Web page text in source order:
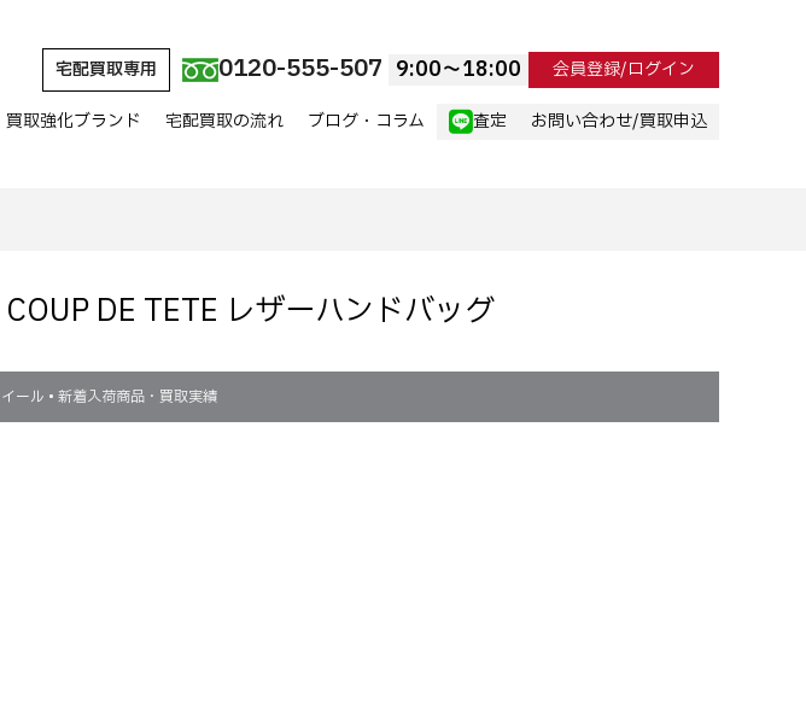
宅配買取専用 0120-555-507 9:00〜18:00 会員登録/ログイン
買取強化ブランド 宅配買取の流れ ブログ・コラム 査定 お問い合わせ/買取申込
DE TETE レザーハンドバッグ
ール • 新着入荷商品・買取実績